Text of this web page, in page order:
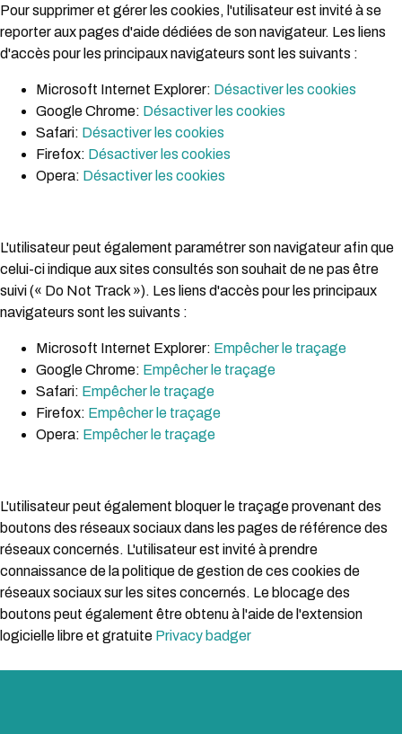
Pour supprimer et gérer les cookies, l'utilisateur est invité à se
reporter aux pages d'aide dédiées de son navigateur. Les liens
d'accès pour les principaux navigateurs sont les suivants :
Microsoft Internet Explorer: Désactiver les cookies
Google Chrome: Désactiver les cookies
Safari: Désactiver les cookies
Firefox: Désactiver les cookies
Opera: Désactiver les cookies
L'utilisateur peut également paramétrer son navigateur afin que
celui-ci indique aux sites consultés son souhait de ne pas être
suivi (« Do Not Track »). Les liens d'accès pour les principaux
navigateurs sont les suivants :
Microsoft Internet Explorer: Empêcher le traçage
Google Chrome: Empêcher le traçage
Safari: Empêcher le traçage
Firefox: Empêcher le traçage
Opera: Empêcher le traçage
L'utilisateur peut également bloquer le traçage provenant des
boutons des réseaux sociaux dans les pages de référence des
réseaux concernés. L'utilisateur est invité à prendre
connaissance de la politique de gestion de ces cookies de
réseaux sociaux sur les sites concernés. Le blocage des
boutons peut également être obtenu à l'aide de l'extension
logicielle libre et gratuite Privacy badger